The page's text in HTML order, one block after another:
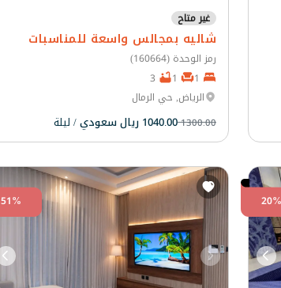
غير متاح
شاليه بمجالس واسعة للمناسبات
رمز الوحدة (160664)
الرياض, حي الرمال
1300.001040.00 ريال سعودي / ليلة
20%
51%